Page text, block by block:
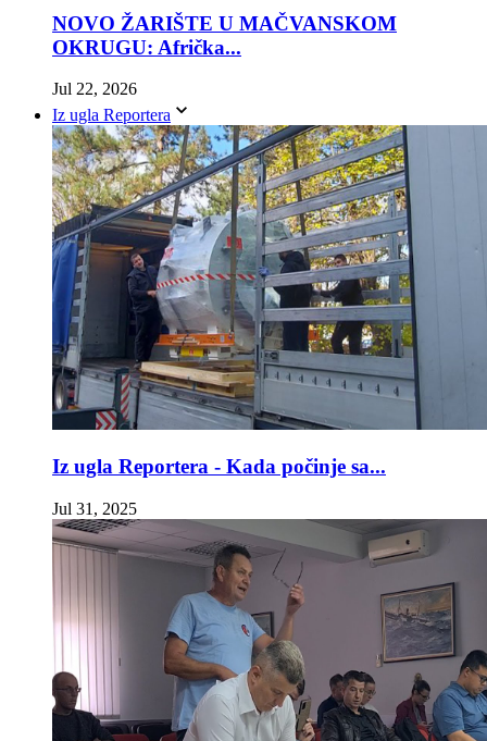
NOVO ŽARIŠTE U MAČVANSKOM
OKRUGU: Afrička...
Jul 22, 2026
Iz ugla Reportera
Iz ugla Reportera - Kada počinje sa...
Jul 31, 2025